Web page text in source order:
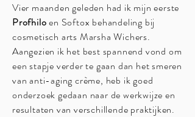
Vier maanden geleden had ik mijn eerste
Profhiloen Softox behandeling bij
cosmetisch arts Marsha Wichers.
Aangezien ik het best spannend vond om
een stapje verder te gaan dan het smeren
van anti-aging crème, heb ik goed
onderzoek gedaan naar de werkwijze en
resultaten van verschillende praktijken.